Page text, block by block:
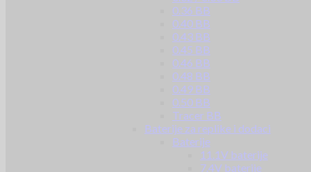
0.36 BB
0.40 BB
0.43 BB
0.45 BB
0.46 BB
0.48 BB
0.49 BB
0.50 BB
Tracer BB
Baterije za replike i dodaci
Baterije
11.1V baterije
7.4V baterije